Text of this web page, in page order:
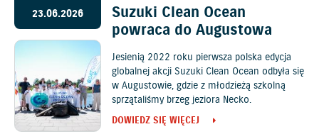
23.06.2026
Suzuki Clean Ocean
powraca do Augustowa
Jesienią 2022 roku pierwsza polska edycja
globalnej akcji Suzuki Clean Ocean odbyła się
w Augustowie, gdzie z młodzieżą szkolną
sprzątaliśmy brzeg jeziora Necko.
DOWIEDZ SIĘ WIĘCEJ